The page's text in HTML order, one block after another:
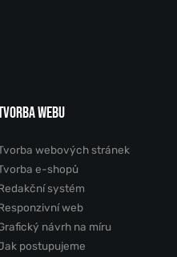
WEBU
webových stránek
e-shopů
systém
web
návrh na míru
postupujeme